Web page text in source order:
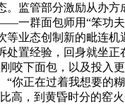
监管部分激励从办
群面包师用“笨功
业态创制新的毗连
置经验，回身就坐
下面包，以及投入
正在过着我想要
，到黄昏时分的窑